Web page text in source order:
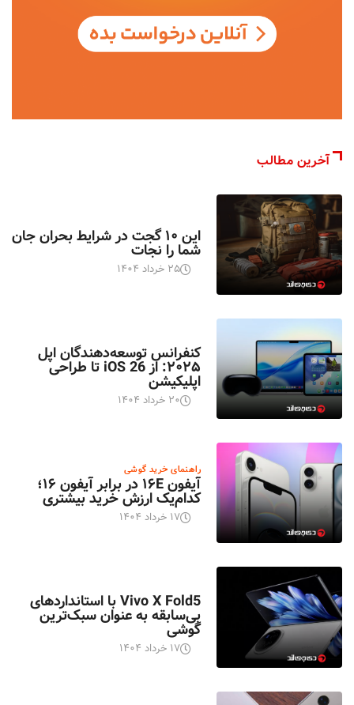
آخرین مطالب
این ۱۰ گجت در شرایط بحران جان
شما را نجات
۲۵ خرداد ۱۴۰۴
کنفرانس توسعه‌دهندگان اپل
۲۰۲۵: از iOS 26 تا طراحی
اپلیکیشن
۲۰ خرداد ۱۴۰۴
راهنمای خرید گوشی
آیفون ۱۶E در برابر آیفون ۱۶؛
کدام‌یک ارزش خرید بیشتری
۱۷ خرداد ۱۴۰۴
Vivo X Fold5 با استانداردهای
بی‌سابقه به عنوان سبک‌ترین
گوشی
۱۷ خرداد ۱۴۰۴